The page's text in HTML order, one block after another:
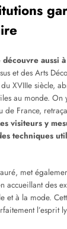
découvre aussi
et des Arts
XVIIIe siècle,
au monde.
de France,
visiteurs y
techniques
met
accueillant des
et à la mode.
l’esprit